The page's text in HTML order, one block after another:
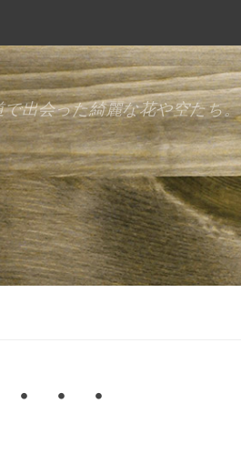
で出会った綺麗な花や空たち。
・・